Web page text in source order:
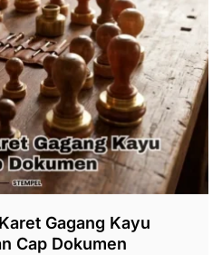
Gagang Kayu
Cap Dokumen